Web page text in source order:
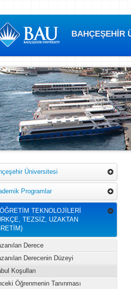
BAHÇEŞEHİR
Üniversitesi
Programlar
ÖĞRETİM TEKNOLOJİLERİ
TEZSİZ, UZAKTAN
Derece
Derecenin Düzeyi
Koşulları
Öğrenmenin Tanınması